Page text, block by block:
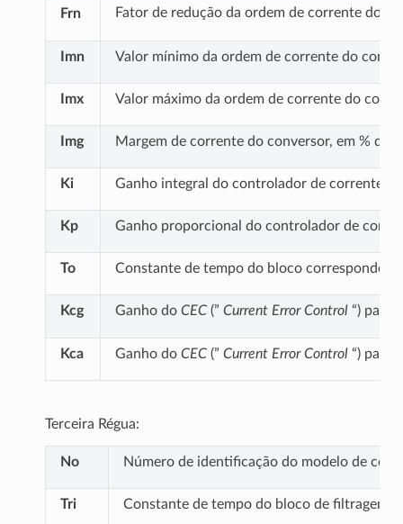
Frn Fator de redução da ordem de corrente do
Imn Valor mínimo da ordem de corrente do
Imx Valor máximo da ordem de corrente do
Img Margem de corrente do conversor, em % da
Ki Ganho integral do controlador de
Kp Ganho proporcional do controlador de
To Constante de tempo do bloco
Kcg Ganho do CEC(” Current Error Control“) para
Kca Ganho do CEC(” Current Error Control“) para
Terceira Régua:
No Número de identificação do modelo de
Tri Constante de tempo do bloco de filtragem